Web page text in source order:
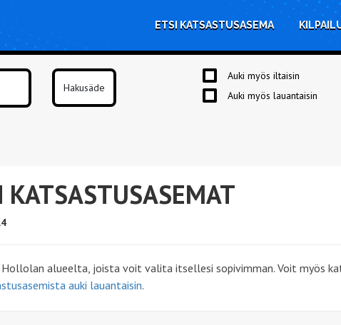
ETSI KATSASTUSASEMA
Auki myös iltaisin
Auki myös lauantaisin
alueelta, joista voit valita itsellesi sopivimman. Voit myös
auki lauantaisin.